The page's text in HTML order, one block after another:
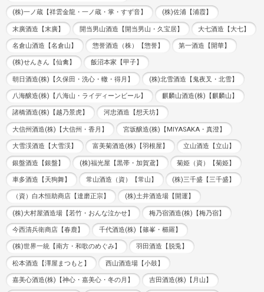
(株)一ノ蔵【祥雲金龍・一ノ蔵・掌・すず音】 (株)佐浦【浦霞】
末廣酒造【末廣】 開当男山酒造【開当男山・久宝居】 大七酒造【大七】
名倉山酒造【名倉山】 惣誉酒造（株）【惣誉】 第一酒造【開華】
(株)せんきん【仙禽】 飯沼本家【甲子】
朝日酒造(株)【久保田・洗心・轍・得月】 (株)北雪酒造【鬼夜叉・北雪】
八海醸造(株)【八海山・ライディーンビール】 麒麟山酒造(株)【麒麟山】
諸橋酒造(株)【越乃景虎】 河忠酒造【想天坊】
大信州酒造(株)【大信州・香月】 宮坂醸造(株)【MIYASAKA・真澄】
大雪渓酒造【大雪渓】 富美菊酒造(株)【羽根屋】 立山酒造【立山】
銀盤酒造【銀盤】 (株)福光屋【黒帯・加賀鳶】 菊姫（資）【菊姫】
車多酒造【天狗舞】 常山酒造（資）【常山】 (株)三千盛【三千盛】
（資）白木恒助商店【達磨正宗】 (株)土井酒造場【開運】
(株)大村屋酒造場【若竹・おんな泣かせ】 梅乃宿酒造(株)【梅乃宿】
今西清兵衛商店【春鹿】 千代酒造(株)【篠峯・櫛羅】
(株)世界一統【南方・和歌のめぐみ】 羽田酒造【脱兎】
松本酒造【澤屋まつもと】 西山酒造場【小鼓】
嘉美心酒造(株)【神心・嘉美心・冬の月】 吉田酒造(株)【月山】